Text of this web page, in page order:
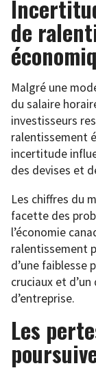
de
Malgré une
du salaire
investisseurs
ralentissement
incertitude
des devises et
Les chiffres du
facette des
l’économie
ralentissement
d’une faiblesse
cruciaux et
d’entreprise.
Les